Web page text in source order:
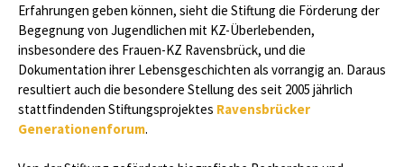
Erfahrungen geben können, sieht die Stiftung die Förderung der
Begegnung von Jugendlichen mit KZ-Überlebenden,
insbesondere des Frauen-KZ Ravensbrück, und die
Dokumentation ihrer Lebensgeschichten als vorrangig an. Daraus
resultiert auch die besondere Stellung des seit 2005 jährlich
stattfindenden Stiftungsprojektes Ravensbrücker
Generationenforum.